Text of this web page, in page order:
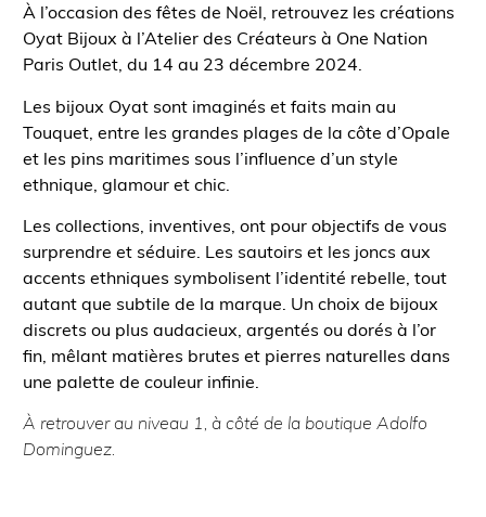
À l’occasion des fêtes de Noël, retrouvez les créations
Oyat Bijoux à l’Atelier des Créateurs à One Nation
Paris Outlet, du 14 au 23 décembre 2024.
Les bijoux Oyat sont imaginés et faits main au
Touquet, entre les grandes plages de la côte d’Opale
et les pins maritimes sous l’influence d’un style
ethnique, glamour et chic.
Les collections, inventives, ont pour objectifs de vous
surprendre et séduire. Les sautoirs et les joncs aux
accents ethniques symbolisent l’identité rebelle, tout
autant que subtile de la marque. Un choix de bijoux
discrets ou plus audacieux, argentés ou dorés à l’or
fin, mêlant matières brutes et pierres naturelles dans
une palette de couleur infinie.
À retrouver au niveau 1, à côté de la boutique Adolfo
Dominguez.